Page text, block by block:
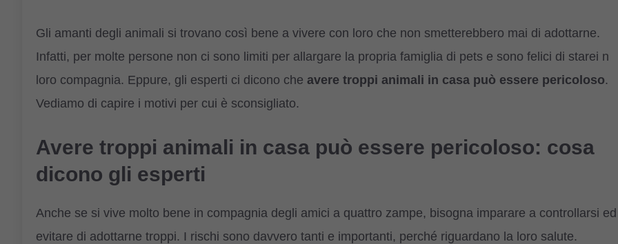
Gli amanti degli animali si trovano così bene a vivere con loro che non smetterebbero mai di adottarne.
Infatti, per molte persone non ci sono limiti per allargare la propria famiglia di pets e sono felici di starei n
loro compagnia. Eppure, gli esperti ci dicono che avere troppi animali in casa può essere pericoloso.
Vediamo di capire i motivi per cui è sconsigliato.
Avere troppi animali in casa può essere pericoloso: cosa
dicono gli esperti
Anche se si vive molto bene in compagnia degli amici a quattro zampe, bisogna imparare a controllarsi ed
evitare di adottarne troppi. I rischi sono davvero tanti e importanti, perché riguardano la loro salute.